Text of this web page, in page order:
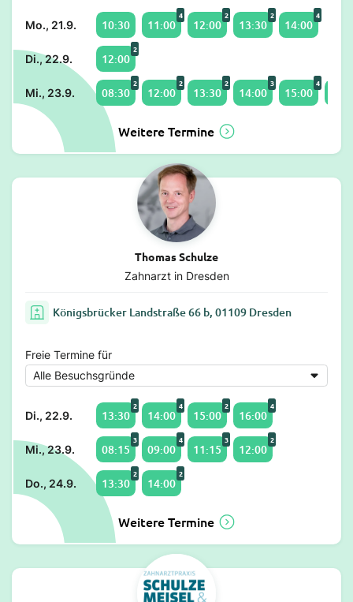
Mo., 21.9. 10:30 11:00
4
12:00
2
13:30
2
14:00
4
Di., 22.9. 12:00
2
Mi., 23.9. 08:30
2
12:00
2
13:30
2
14:00
3
15:00
4
Weitere Termine
Thomas Schulze
Zahnarzt in Dresden
Königsbrücker Landstraße 66 b, 01109 Dresden
Freie Termine für
Di., 22.9. 13:30
2
14:00
4
15:00
2
16:00
4
Mi., 23.9. 08:15
3
09:00
4
11:15
3
12:00
2
Do., 24.9. 13:30
2
14:00
2
Weitere Termine